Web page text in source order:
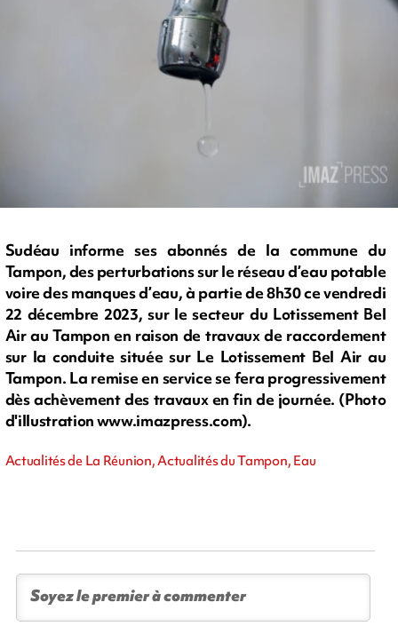
Sudéau informe ses abonnés de la commune du
Tampon, des perturbations sur le réseau d’eau potable
voire des manques d’eau, à partie de 8h30 ce vendredi
22 décembre 2023, sur le secteur du Lotissement Bel
Air au Tampon en raison de travaux de raccordement
sur la conduite située sur Le Lotissement Bel Air au
Tampon. La remise en service se fera progressivement
dès achèvement des travaux en fin de journée. (Photo
d'illustration www.imazpress.com).
Actualités de La Réunion, Actualités du Tampon, Eau